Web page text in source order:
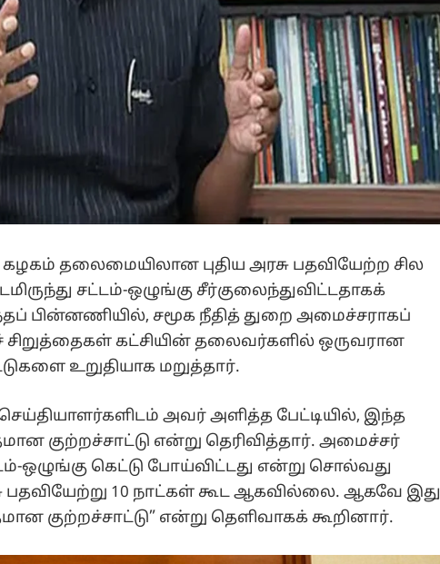
கழகம் தலைமையிலான புதிய அரசு பதவியேற்ற சில
சட்டம்-ஒழுங்கு சீர்குலைந்துவிட்டதாகக்
பின்னணியில், சமூக நீதித் துறை அமைச்சராகப்
கட்சியின் தலைவர்களில் ஒருவரான
உறுதியாக மறுத்தார்.
அவர் அளித்த பேட்டியில், இந்த
குற்றச்சாட்டு என்று தெரிவித்தார். அமைச்சர்
ஒழுங்கு கெட்டு போய்விட்டது என்று சொல்வது
பதவியேற்று 10 நாட்கள் கூட ஆகவில்லை. ஆகவே இது
குற்றச்சாட்டு” என்று தெளிவாகக் கூறினார்.